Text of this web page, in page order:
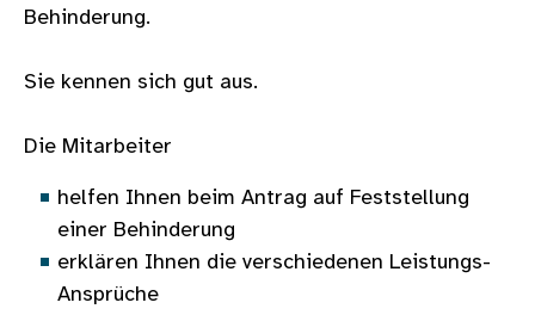
Behinderung.
Sie kennen sich gut aus.
Die Mitarbeiter
helfen Ihnen beim Antrag auf Feststellung
einer Behinderung
erklären Ihnen die verschiedenen Leistungs-
Ansprüche